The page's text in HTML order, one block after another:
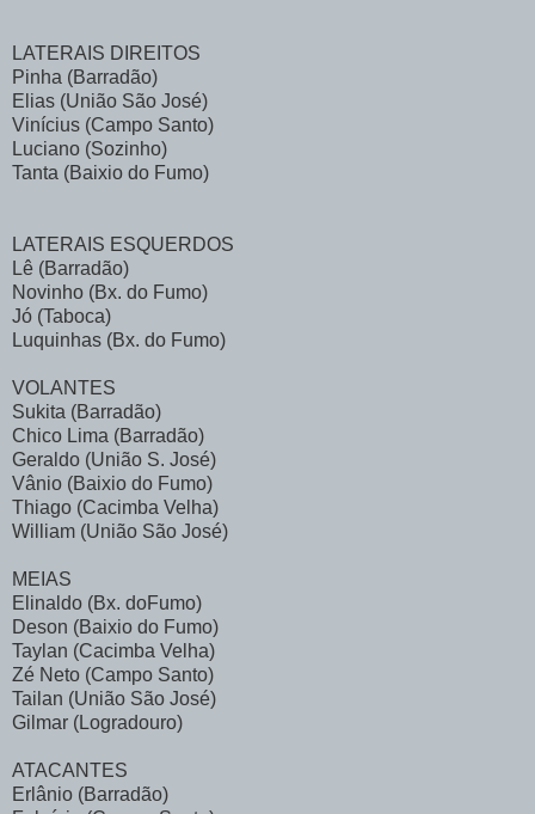
LATERAIS DIREITOS
Pinha (Barradão)
Elias (União São José)
Vinícius (Campo Santo)
Luciano (Sozinho)
Tanta (Baixio do Fumo)
LATERAIS ESQUERDOS
Lê (Barradão)
Novinho (Bx. do Fumo)
Jó (Taboca)
Luquinhas (Bx. do Fumo)
VOLANTES
Sukita (Barradão)
Chico Lima (Barradão)
Geraldo (União S. José)
Vânio (Baixio do Fumo)
Thiago (Cacimba Velha)
William (União São José)
MEIAS
Elinaldo (Bx. doFumo)
Deson (Baixio do Fumo)
Taylan (Cacimba Velha)
Zé Neto (Campo Santo)
Tailan (União São José)
Gilmar (Logradouro)
ATACANTES
Erlânio (Barradão)